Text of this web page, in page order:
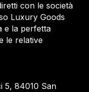
con le società
Luxury Goods
e la perfetta
le relative
5, 84010 San